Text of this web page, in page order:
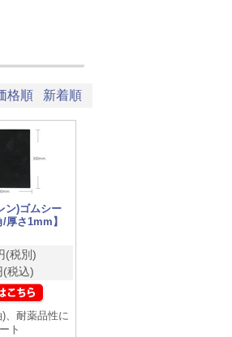
格順 新着順
ン)ゴムシー
厚さ1mm】
(税別)
(税込)
、耐薬品性に
ト